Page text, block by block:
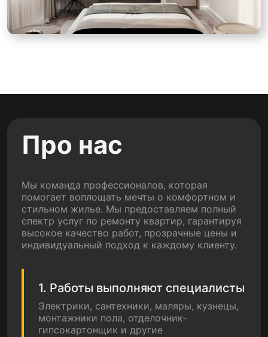
Про нас
Мы команда профессионалов, которая
помогает воплощать мечты о комфортном и
стильном жилье. Мы предоставляем полный
спектр услуг по ремонту квартир, гарантируя
высокое качество работ, прозрачные цены и
индивидуальный подход к каждому клиенту.
1. Работы выполняют специалисты
Электрики, сантехники, маляры, кузнецы,
монтажники пола, отделочник-
гипсокартонщик и другие